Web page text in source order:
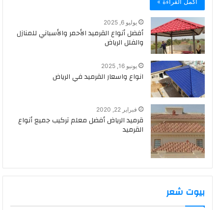
أكمل القراءة »
يوليو 6, 2025
أفضل أنواع القرميد الأحمر والأسباني للمنازل
والفلل الرياض
يونيو 16, 2025
انواع واسعار القرميد في الرياض
فبراير 22, 2020
قرميد الرياض أفضل معلم تركيب جميع أنواع
القرميد
بيوت شعر